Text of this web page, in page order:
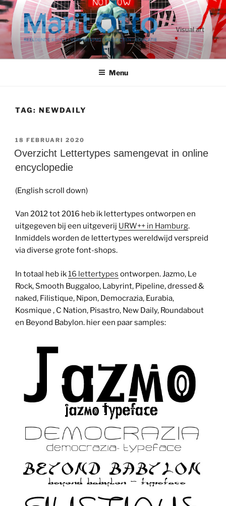
Ga
naar
de
inhoud
Visual art
Menu
TAG: NEWDAILY
GEPLAATST
OP
18 FEBRUARI 2020
Overzicht Lettertypes samengevat in online
encyclopedie
(English scroll down)
Van 2012 tot 2016 heb ik lettertypes ontworpen en
uitgegeven bij een uitgeverij URW++ in Hamburg.
Inmiddels worden de lettertypes wereldwijd verspreid
via diverse grote font-shops.
In totaal heb ik16 lettertypes ontworpen. Jazmo, Le
Rock, Smooth Buggaloo, Labyrint, Pipeline, dressed &
naked, Filistique, Nipon, Democrazia, Eurabia,
Kosmique , C Nation, Pisastro, New Daily, Roundabout
en Beyond Babylon. hier een paar samples: